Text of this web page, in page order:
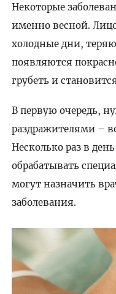
Некоторые
именно весной.
холодные дни,
появляются
грубеть и
В первую очередь,
раздражителями –
Несколько раз в
обрабатывать
могут назначить
заболевания.